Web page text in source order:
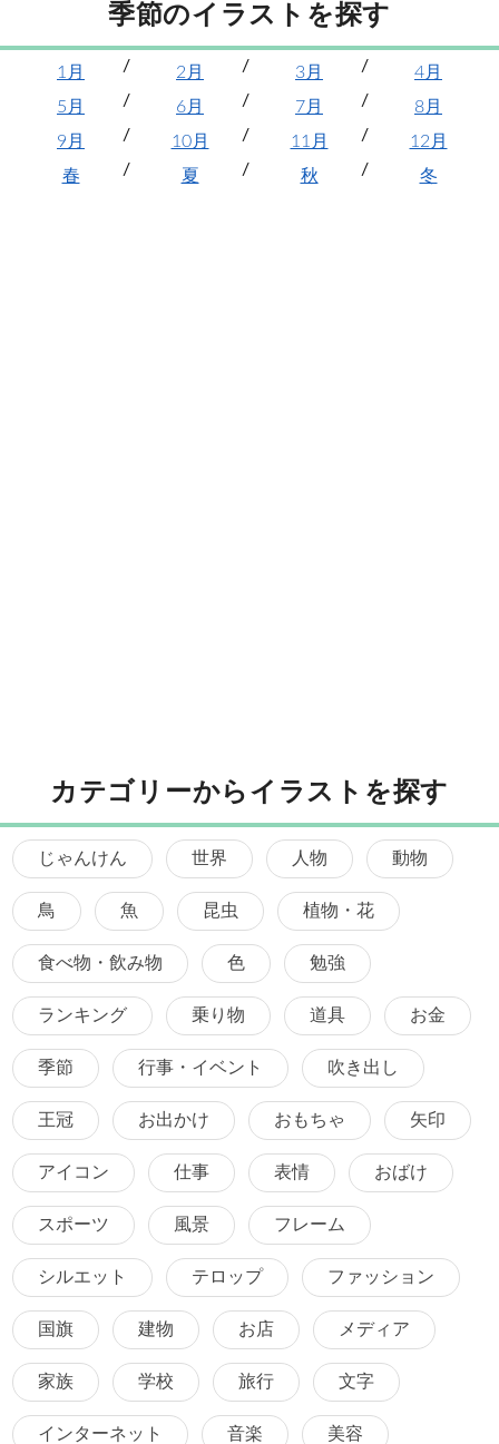
季節のイラストを探す
1月 2月 3月
4月
5月
6月 7月
8月
9月
10月 11月
12月
春
夏 秋 冬
カテゴリーからイラストを探す
じゃんけん 世界 人物 動物
鳥 魚 昆虫 植物・花
食べ物・飲み物 色 勉強
ランキング 乗り物 道具 お金
季節 行事・イベント 吹き出し
王冠 お出かけ おもちゃ 矢印
アイコン 仕事 表情 おばけ
スポーツ 風景 フレーム
シルエット テロップ ファッション
国旗 建物 お店 メディア
家族 学校 旅行 文字
インターネット 音楽 美容